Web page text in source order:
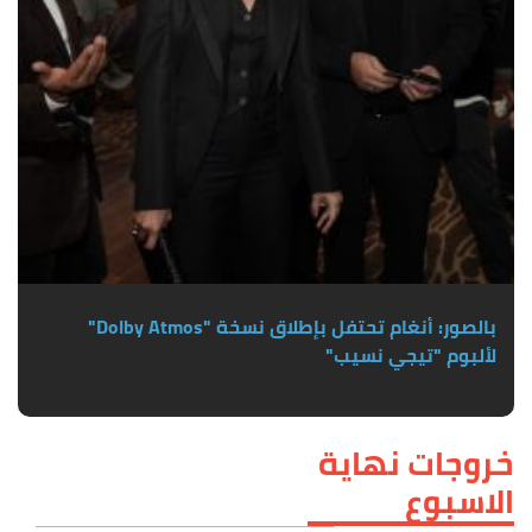
بالصور: أنغام تحتفل بإطلاق نسخة "Dolby Atmos"
لألبوم "تيجي نسيب"
خروجات نهاية
الاسبوع